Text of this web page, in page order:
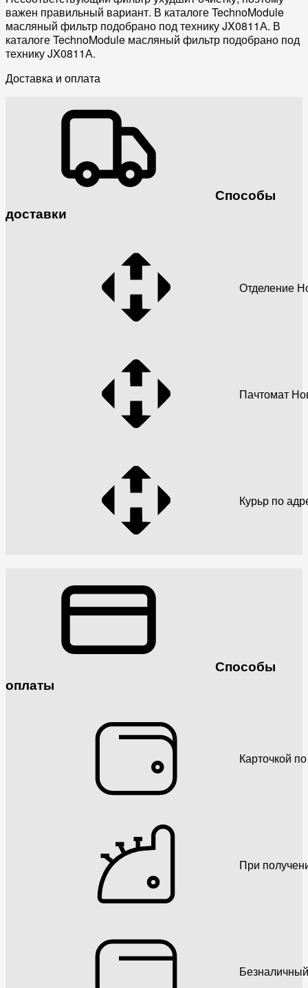
важен правильный вариант. В каталоге TechnoModule
масляный фильтр подобрано под технику JX0811А. В
каталоге TechnoModule масляный фильтр подобрано под
технику JX0811А.
Доставка и оплата
Способы
доставки
Отделение
Пачтомат
Курьр по
Способы
оплаты
Карточкой
При